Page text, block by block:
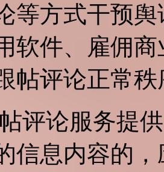
等方式干预
软件、雇佣
帖评论正常
评论服务提
信息内容的